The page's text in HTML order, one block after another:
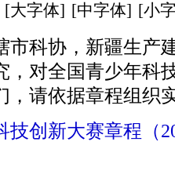
[大字体] [中字体] [小
市科协，新疆生产
对全国青少年科
，请依据章程组织
技创新大赛章程（